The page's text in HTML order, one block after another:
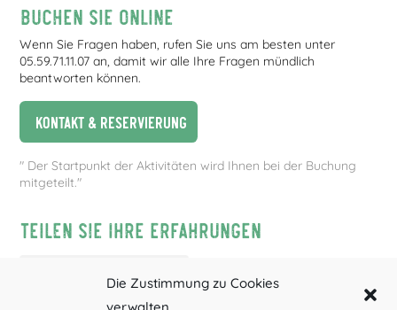
Die Zustimmung zu Cookies
Buchen Sie online
Wenn Sie Fragen haben, rufen Sie uns am besten unter
05.59.71.11.07 an, damit wir alle Ihre Fragen mündlich
beantworten können.
Kontakt & Reservierung
" Der Startpunkt der Aktivitäten wird Ihnen bei der Buchung
mitgeteilt."
Teilen Sie Ihre Erfahrungen